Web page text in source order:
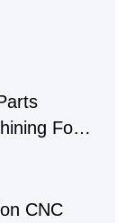
For
CNC